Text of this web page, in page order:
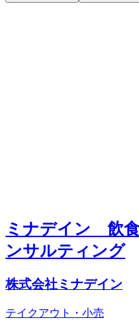
ミナデイン 飲
ンサルティング
株式会社ミナデイン
テイクアウト・小売